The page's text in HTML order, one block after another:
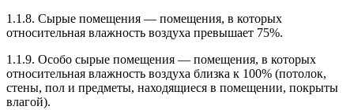
1.1.8. Сырые помещения — помещения, в которых
относительная влажность воздуха превышает 75%.
1.1.9. Особо сырые помещения — помещения, в которых
относительная влажность воздуха близка к 100% (потолок,
стены, пол и предметы, находящиеся в помещении, покрыты
влагой).